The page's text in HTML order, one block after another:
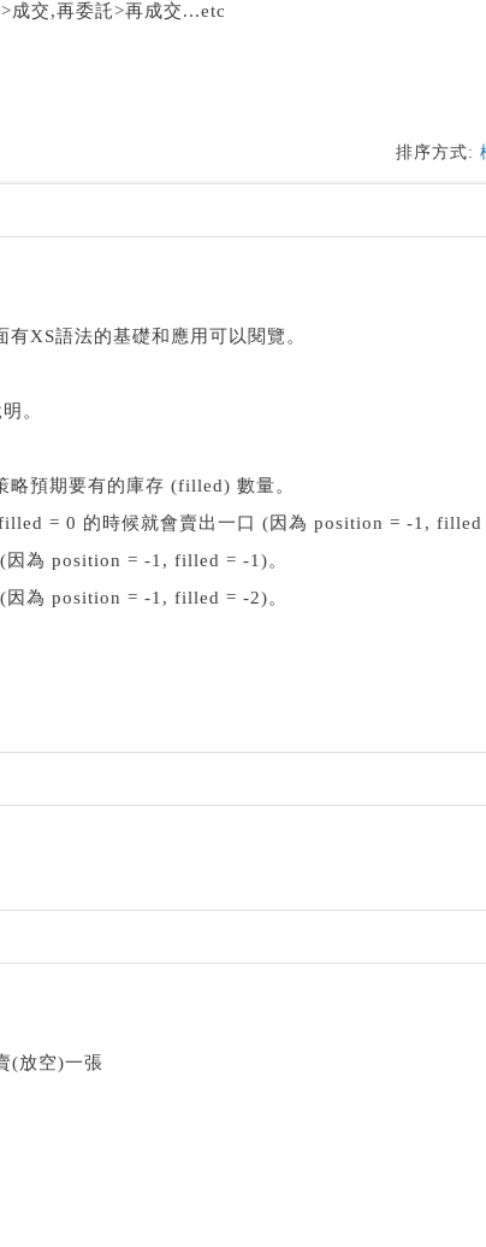
成交,再委託>再成交...etc
排序方式:
有XS語法的基礎和應用可以閱覽。
。
略預期要有的庫存 (filled) 數量。
= 0 的時候就會賣出一口 (因為 position = -1, filled
為 position = -1, filled = -1)。
為 position = -1, filled = -2)。
(放空)一張